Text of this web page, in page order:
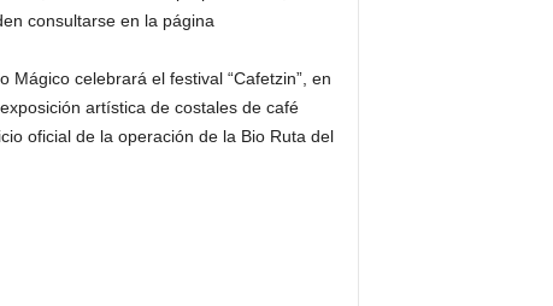
consultarse en la página
celebrará el festival “Cafetzin”, en
artística de costales de café
oficial de la operación de la Bio Ruta del